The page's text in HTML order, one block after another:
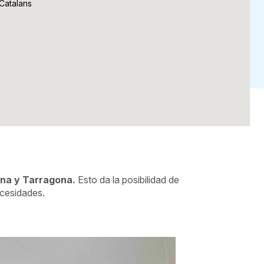
y Tarragona. Esto da la posibilidad de